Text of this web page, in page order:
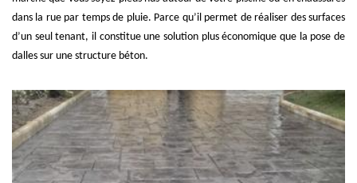
dans la rue par temps de pluie. Parce qu’il permet de réaliser des surfaces
d’un seul tenant, il constitue une solution plus économique que la pose de
dalles sur une structure béton.